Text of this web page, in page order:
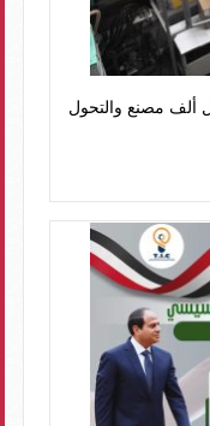
إعادة تشغيل ألف مصنع والتحول